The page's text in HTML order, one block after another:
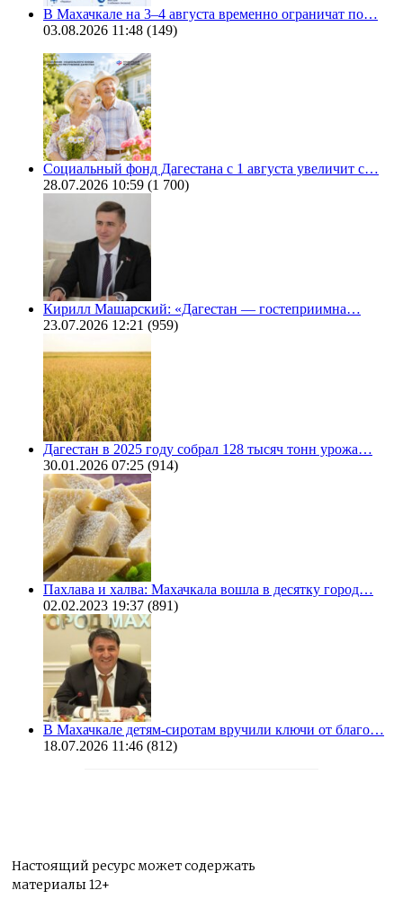
В Махачкале на 3–4 августа временно ограничат по…
03.08.2026 11:48 (149)
Социальный фонд Дагестана с 1 августа увеличит с…
28.07.2026 10:59 (1 700)
Кирилл Машарский: «Дагестан — гостеприимна…
23.07.2026 12:21 (959)
Дагестан в 2025 году собрал 128 тысяч тонн урожа…
30.01.2026 07:25 (914)
Пахлава и халва: Махачкала вошла в десятку город…
02.02.2023 19:37 (891)
В Махачкале детям-сиротам вручили ключи от благо…
18.07.2026 11:46 (812)
Настоящий ресурс может содержать
материалы 12+